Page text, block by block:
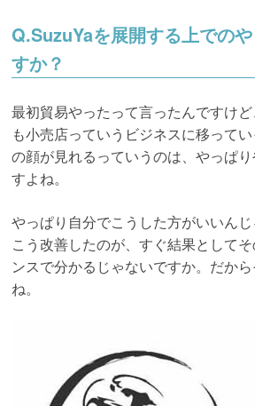
Q.SuzuYaを展開する上での
すか？
最初貿易やったって言ったんですけ
も小売店っていうビジネスに移って
の顔が見れるっていうのは、やっぱ
すよね。
やっぱり自分でこうした方がいいん
こう改善したのが、すぐ結果として
ンスで分かるじゃないですか。だか
ね。